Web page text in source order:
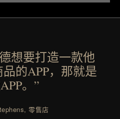
想要打造一款他
的APP，那就是
。”
零售店